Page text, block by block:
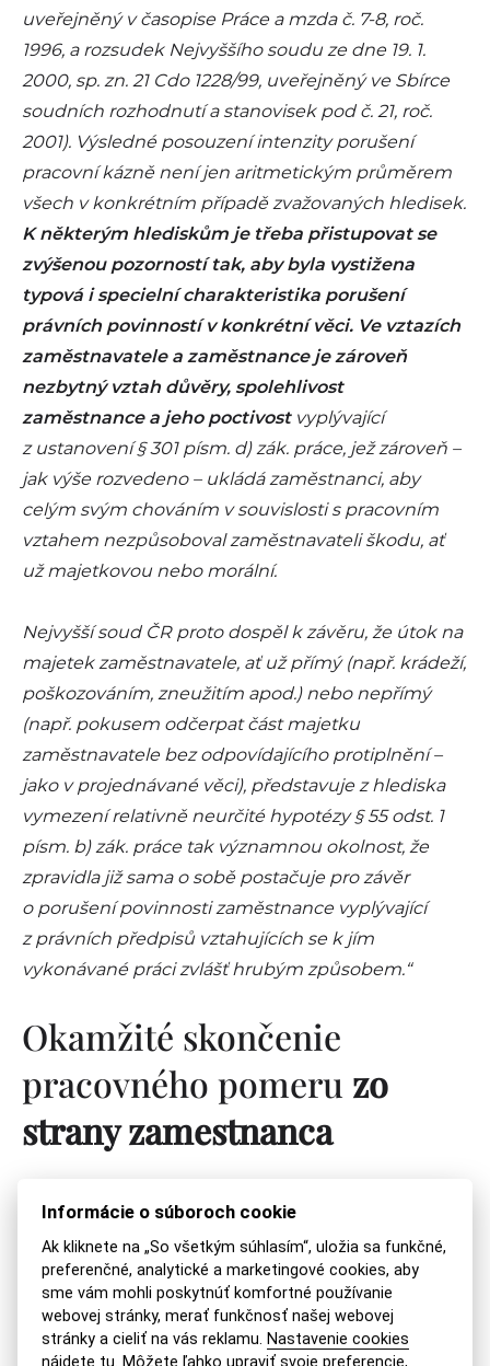
uveřejněný v časopise Práce a mzda č. 7-8, roč.
1996, a rozsudek Nejvyššího soudu ze dne 19. 1.
2000, sp. zn. 21 Cdo 1228/99, uveřejněný ve Sbírce
soudních rozhodnutí a stanovisek pod č. 21, roč.
2001). Výsledné posouzení intenzity porušení
pracovní kázně není jen aritmetickým průměrem
všech v konkrétním případě zvažovaných hledisek.
K některým hlediskům je třeba přistupovat se
zvýšenou pozorností tak, aby byla vystižena
typová i specielní charakteristika porušení
právních povinností v konkrétní věci. Ve vztazích
zaměstnavatele a zaměstnance je zároveň
nezbytný vztah důvěry, spolehlivost
zaměstnance a jeho poctivostvyplývající
z ustanovení § 301 písm. d) zák. práce, jež zároveň –
jak výše rozvedeno – ukládá zaměstnanci, aby
celým svým chováním v souvislosti s pracovním
vztahem nezpůsoboval zaměstnavateli škodu, ať
už majetkovou nebo morální.
Nejvyšší soud ČR proto dospěl k závěru, že útok na
majetek zaměstnavatele, ať už přímý (např. krádeží,
poškozováním, zneužitím apod.) nebo nepřímý
(např. pokusem odčerpat část majetku
zaměstnavatele bez odpovídajícího protiplnění –
jako v projednávané věci), představuje z hlediska
vymezení relativně neurčité hypotézy § 55 odst. 1
písm. b) zák. práce tak významnou okolnost, že
zpravidla již sama o sobě postačuje pro závěr
o porušení povinnosti zaměstnance vyplývající
z právních předpisů vztahujících se k jím
vykonávané práci zvlášť hrubým způsobem.“
Okamžité skončenie
pracovného pomeru zo
strany zamestnanca
pracovný pomer z dôvodu, ak:
podľa lekárskeho posudku nemôže ďalej
vykonávať prácu bez vážneho ohrozenia svojho
zdravia a zamestnávateľ ho nepreradil do 15 dní
odo dňa predloženia tohto posudku na inú pre
neho vhodnú prácu
Informácie o súboroch cookie
Ak kliknete na „So všetkým súhlasím“, uložia sa funkčné,
preferenčné, analytické a marketingové cookies, aby
sme vám mohli poskytnúť komfortné používanie
webovej stránky, merať funkčnosť našej webovej
stránky a cieliť na vás reklamu. Nastavenie cookies
nájdete tu . Môžete ľahko upraviť svoje preferencie,